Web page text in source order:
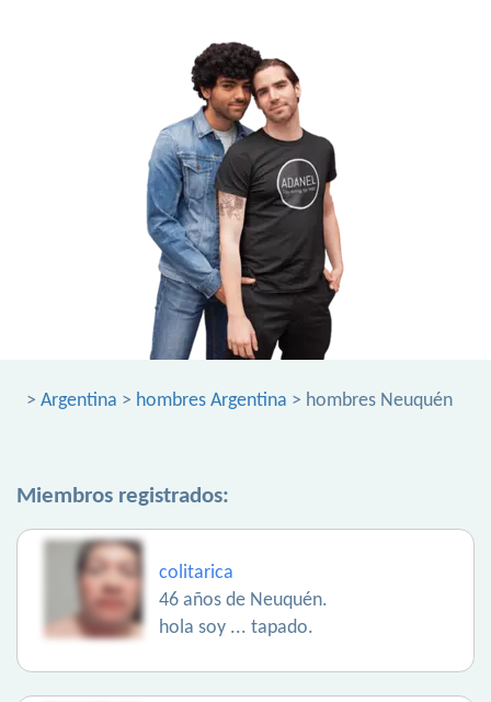
> Argentina > hombres Argentina > hombres Neuquén
Miembros registrados:
colitarica
46 años de Neuquén.
hola soy ... tapado.